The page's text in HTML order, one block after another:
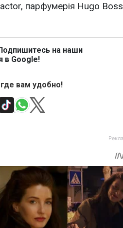
парфумерія Hugo Boss
на наши
в Google!
вам удобно!